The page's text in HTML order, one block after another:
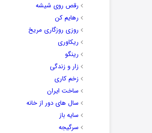
رقص روی شیشه
رهایم کن
روزی روزگاری مریخ
ریکاوری
رینگو
زار و زندگی
زخم کاری
ساخت ایران
سال های دور از خانه
سایه باز
سرگیجه